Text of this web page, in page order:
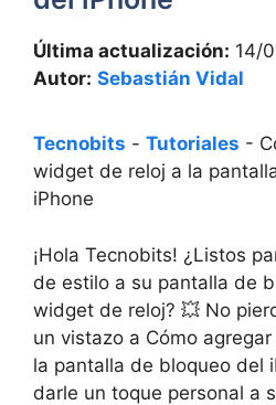
Última actualización: 14/
Autor: Sebastián Vidal
Tecnobits - Tutoriales -
widget de reloj a la
iPhone
¡Hola Tecnobits! ¿Listos
de estilo a su pantalla⁤ de
widget de reloj? 💥 No‌
un vistazo a Cómo
la pantalla de bloqueo del
darle un toque personal a